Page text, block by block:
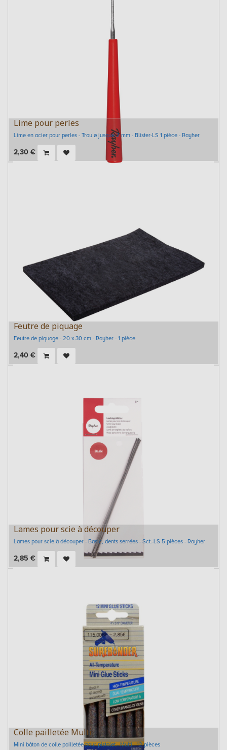
Lime pour perles
Lime en acier pour perles - Trou ø jusque 2 mm - Blister-LS 1 pièce - Rayher
2,30 €
Feutre de piquage
Feutre de piquage - 20 x 30 cm - Rayher - 1 pièce
2,40 €
Lames pour scie à découper
Lames pour scie à découper - Basic, dents serrées - Sct.-LS 5 pièces - Rayher
2,85 €
Colle pailletée Multi
Mini bâton de colle pailletée pour pistolet - Multi - 12 pièces